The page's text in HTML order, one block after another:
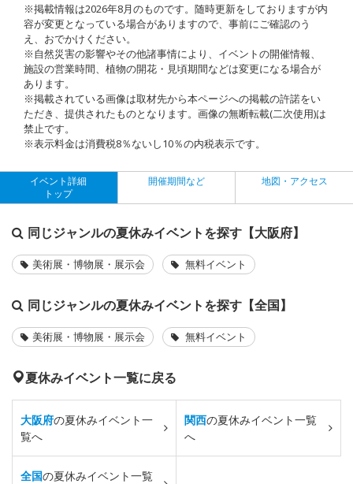
※掲載情報は2026年8月のものです。随時更新をしておりますが内
容が変更となっている場合がありますので、事前にご確認のう
え、おでかけください。
※自然災害の影響やその他諸事情により、イベントの開催情報、
施設の営業時間、植物の開花・見頃期間などは変更になる場合が
あります。
※掲載されている画像は取材先から本ページへの掲載の許諾をい
ただき、提供されたものとなります。画像の無断転載(二次使用)は
禁止です。
※表示料金は消費税8％ないし10％の内税表示です。
イベント詳細
トップ
開催期間など 地図・アクセス
同じジャンルの夏休みイベントを探す【大阪府】
美術展・博物展・展示会 無料イベント
同じジャンルの夏休みイベントを探す【全国】
美術展・博物展・展示会 無料イベント
夏休みイベント一覧に戻る
大阪府の夏休みイベント一
覧へ
関西の夏休みイベント一覧
へ
全国の夏休みイベント一覧